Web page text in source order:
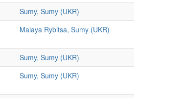
Sumy, Sumy (UKR)
Malaya Rybitsa, Sumy (UKR)
Sumy, Sumy (UKR)
Sumy, Sumy (UKR)